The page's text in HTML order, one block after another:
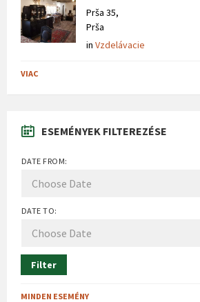
Prša 35,
Prša
in Vzdelávacie
VIAC
ESEMÉNYEK FILTEREZÉSE
DATE FROM:
DATE TO:
Filter
MINDEN ESEMÉNY